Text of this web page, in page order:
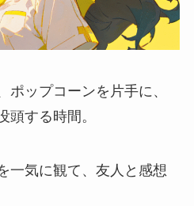
ポップコーンを片手に、
頭する時間。
一気に観て、友人と感想